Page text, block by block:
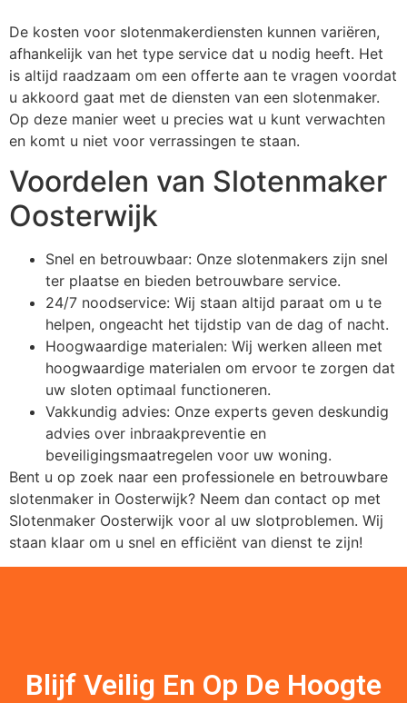
De kosten voor slotenmakerdiensten kunnen variëren,
afhankelijk van het type service dat u nodig heeft. Het
is altijd raadzaam om een offerte aan te vragen voordat
u akkoord gaat met de diensten van een slotenmaker.
Op deze manier weet u precies wat u kunt verwachten
en komt u niet voor verrassingen te staan.
Voordelen van Slotenmaker
Oosterwijk
Snel en betrouwbaar: Onze slotenmakers zijn snel
ter plaatse en bieden betrouwbare service.
24/7 noodservice: Wij staan altijd paraat om u te
helpen, ongeacht het tijdstip van de dag of nacht.
Hoogwaardige materialen: Wij werken alleen met
hoogwaardige materialen om ervoor te zorgen dat
uw sloten optimaal functioneren.
Vakkundig advies: Onze experts geven deskundig
advies over inbraakpreventie en
beveiligingsmaatregelen voor uw woning.
Bent u op zoek naar een professionele en betrouwbare
slotenmaker in Oosterwijk? Neem dan contact op met
Slotenmaker Oosterwijk voor al uw slotproblemen. Wij
staan klaar om u snel en efficiënt van dienst te zijn!
Blijf Veilig En Op De Hoogte